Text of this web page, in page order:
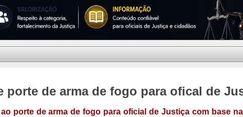
porte de arma de fogo para ofical de
porte de arma de fogo para oficial de Justiça com base